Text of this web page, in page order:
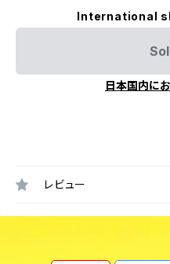
International
日本国内に
レビュー